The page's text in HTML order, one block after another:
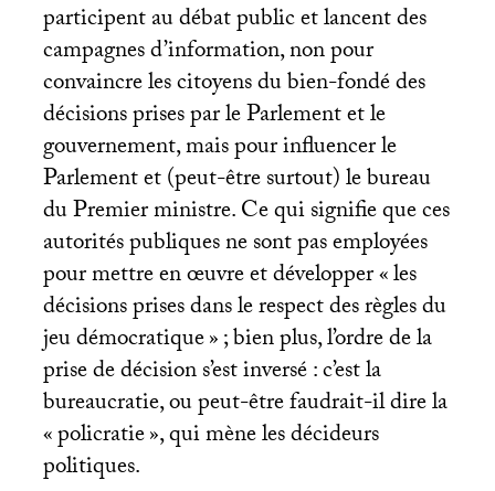
participent au débat public et lancent des
campagnes d’information, non pour
convaincre les citoyens du bien-fondé des
décisions prises par le Parlement et le
gouvernement, mais pour influencer le
Parlement et (peut-être surtout) le bureau
du Premier ministre. Ce qui signifie que ces
autorités publiques ne sont pas employées
pour mettre en œuvre et développer «les
décisions prises dans le respect des règles du
jeu démocratique»; bien plus, l’ordre de la
prise de décision s’est inversé : c’est la
bureaucratie, ou peut-être faudrait-il dire la
«policratie», qui mène les décideurs
politiques.